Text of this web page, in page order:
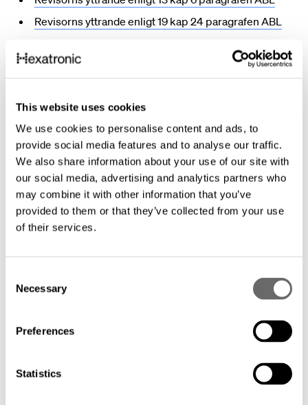
This website uses cookies
We use cookies to personalise content and ads, to
provide social media features and to analyse our traffic.
We also share information about your use of our site with
our social media, advertising and analytics partners who
may combine it with other information that you’ve
provided to them or that they’ve collected from your use
of their services.
Necessary
Preferences
Statistics
Revisorns yttrande enligt 19 kap 24 paragrafen ABL
Fullmaktsformulär
Årstämma 2026
Årsstämma 2026 i Hexatronic Group AB (publ) ägde rum
tisdagen den 12 maj 2026, kl 15.00, på Gothia Towers,
Mässans gata 24 i Göteborg.
Följande dokument finns tillgängliga inför stämman
Valberedningens förslag
Styrelsens förslag till beslut om Optionsprogram
Teckningsoptionsvillkor